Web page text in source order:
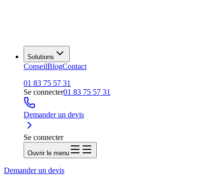
Solutions
ConseilBlogContact
01 83 75 57 31
Se connecter01 83 75 57 31
Demander un devis
Se connecter
Ouvrir le menu
Demander un devis